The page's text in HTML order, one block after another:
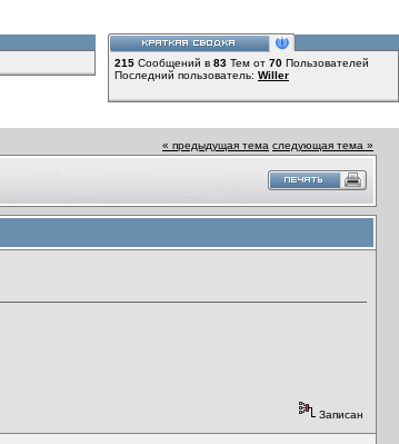
215 Сообщений в 83 Тем от 70 Пользователей
Последний пользователь: Willer
« предыдущая тема следующая тема »
Записан